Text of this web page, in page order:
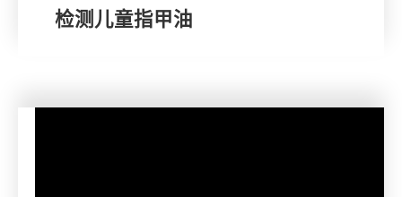
检测儿童指甲油